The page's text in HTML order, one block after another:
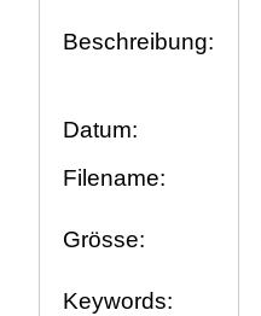
Beschreibung:
Datum:
Filename:
Grösse:
Keywords: